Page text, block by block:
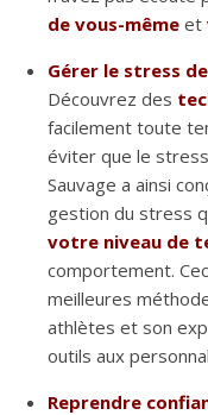
de vous-même et
Gérer le stress
Découvrez des
facilement toute
éviter que le
Sauvage a ainsi
gestion du stress
votre niveau de
comportement.
meilleures
athlètes et son
outils aux
Reprendre